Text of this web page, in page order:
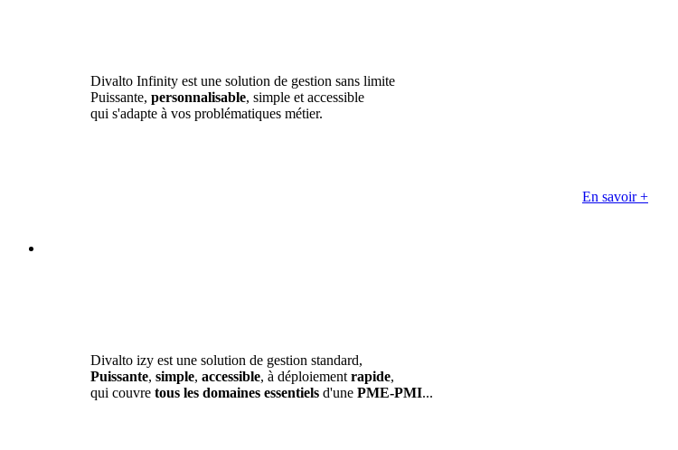
Divalto Infinity est une solution de gestion sans limite
Puissante, personnalisable, simple et accessible
qui s'adapte à vos problématiques métier.
En savoir +
Divalto izy est une solution de gestion standard,
Puissante, simple, accessible, à déploiement rapide,
qui couvre tous les domaines essentiels d'une PME-PMI...